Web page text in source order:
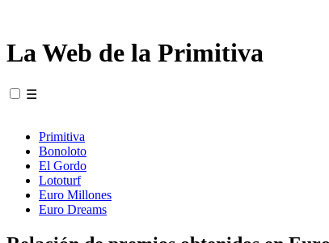
La Web de la Primitiva
☰
Primitiva
Bonoloto
El Gordo
Lototurf
Euro Millones
Euro Dreams